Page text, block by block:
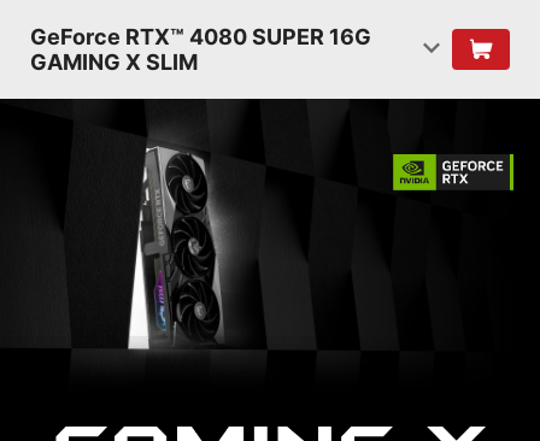
GeForce RTX™ 4080 SUPER 16G
GAMING X SLIM